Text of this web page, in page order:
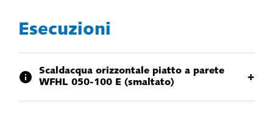
Esecuzioni
Scaldacqua orizzontale piatto a parete
WFHL 050-100 E (smaltato)
+